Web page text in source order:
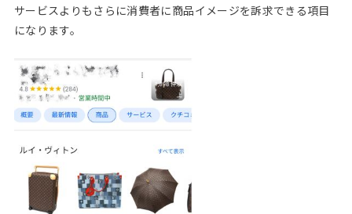
サービスよりもさらに消費者に商品イメージを訴求できる項目
になります。